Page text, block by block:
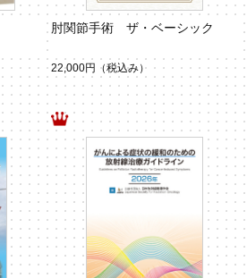
肘関節手術 ザ・ベーシック
22,000円 （税込み）